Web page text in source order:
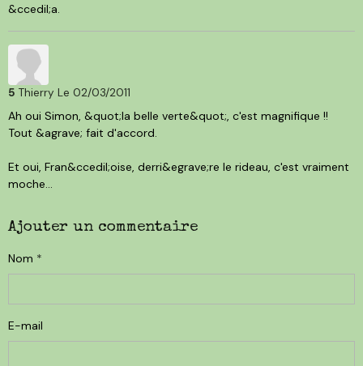
&ccedil;a.
5 Thierry Le 02/03/2011
Ah oui Simon, &quot;la belle verte&quot;, c'est magnifique !!
Tout &agrave; fait d'accord.
Et oui, Fran&ccedil;oise, derri&egrave;re le rideau, c'est vraiment
moche...
Ajouter un commentaire
Nom
E-mail